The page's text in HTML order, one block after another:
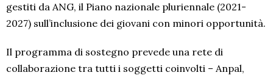
gestiti da ANG, il Piano nazionale pluriennale (2021-
2027) sull’inclusione dei giovani con minori opportunità.
Il programma di sostegno prevede una rete di
collaborazione tra tutti i soggetti coinvolti – Anpal,